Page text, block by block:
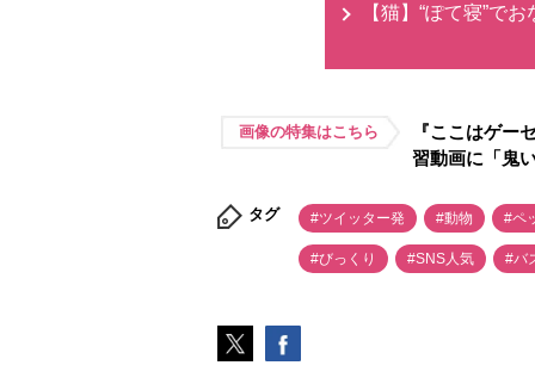
【猫】“ぽて寝”で
画像の特集はこちら
『ここはゲー
習動画に「鬼
タグ #ツイッター発 #動物 #ペ
#びっくり #SNS人気 #バ